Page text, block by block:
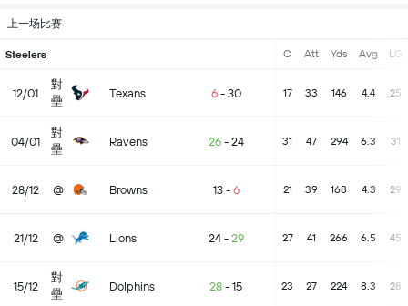
上一场比赛
Steelers C Att Yds Avg LG
12/01
對
壘
Texans 6- 30 17 33 146 4.4 25
04/01
對
壘
Ravens 26- 24 31 47 294 6.3 31
28/12 @ Browns 13- 6 21 39 168 4.3 29
21/12 @ Lions 24- 29 27 41 266 6.5 45
15/12
對
壘
Dolphins 28 - 15 23 27 224 8.3 28